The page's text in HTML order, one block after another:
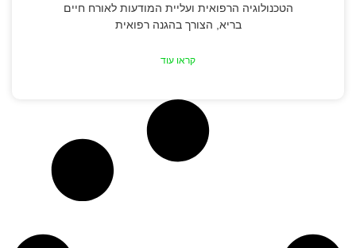
הטכנולוגיה הרפואית ועליית המודעות לאורח חיים
בריא, הצורך בהגנה רפואית
קראו עוד